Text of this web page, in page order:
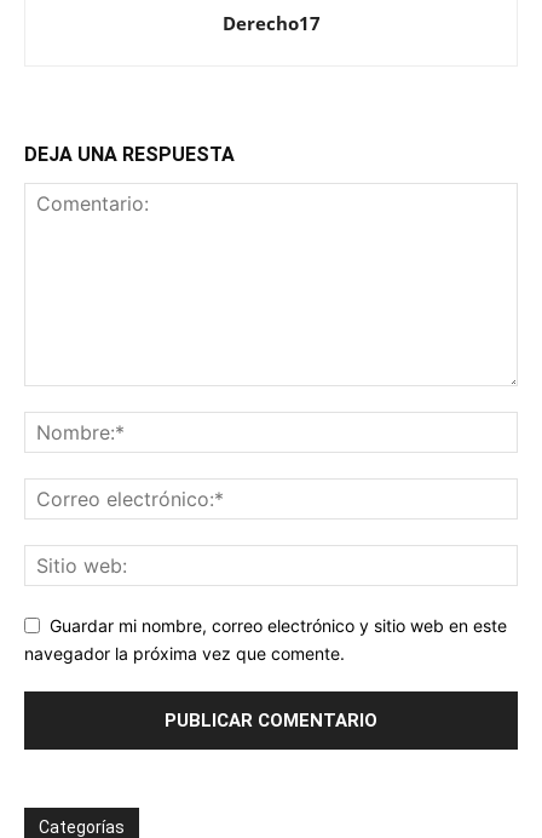
Derecho17
DEJA UNA RESPUESTA
Guardar mi nombre, correo electrónico y sitio web en este
navegador la próxima vez que comente.
Categorías